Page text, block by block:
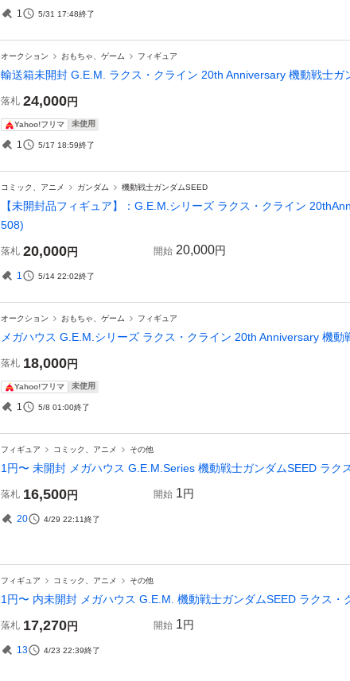
1 5/31 17:48終了
オークション おもちゃ、ゲーム フィギュア
輸送箱未開封 G.E.M. ラクス・クライン 20th Anniversary 機動戦士ガ
落札 24,000円
Yahoo!フリマ 未使用
1 5/17 18:59終了
コミック、アニメ ガンダム 機動戦士ガンダムSEED
【未開封品フィギュア】：G.E.M.シリーズ ラクス・クライン
508)
落札 20,000円 開始 20,000円
1 5/14 22:02終了
オークション おもちゃ、ゲーム フィギュア
メガハウス G.E.M.シリーズ ラクス・クライン 20th Anniversary 機動
落札 18,000円
Yahoo!フリマ 未使用
1 5/8 01:00終了
フィギュア コミック、アニメ その他
1円〜 未開封 メガハウス G.E.M.Series 機動戦士ガンダムSEED ラク
落札 16,500円 開始 1円
20 4/29 22:11終了
フィギュア コミック、アニメ その他
1円〜 内未開封 メガハウス G.E.M. 機動戦士ガンダムSEED ラクス・
落札 17,270円 開始 1円
13 4/23 22:39終了